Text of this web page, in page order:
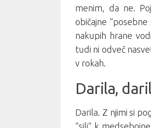
menim, da ne.
običajne
nakupih hrane
tudi ni odveč
v rokah.
Darila,
Darila. Z njimi si
”sili” k